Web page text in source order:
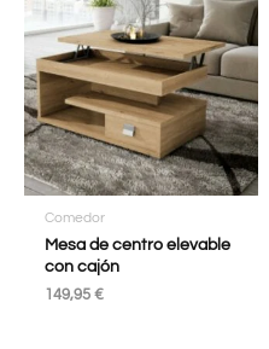
Comedor
Mesa de centro elevable
con cajón
149,95 €